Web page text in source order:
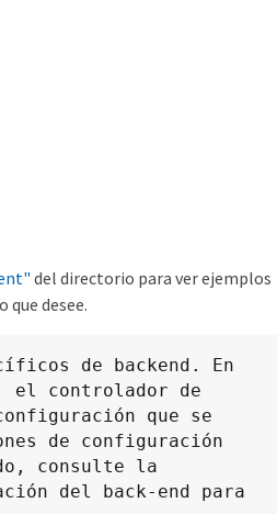
del directorio para ver ejemplos
desee.
de backend. En
el controlador de
que se
de configuración
consulte la
del back-end para